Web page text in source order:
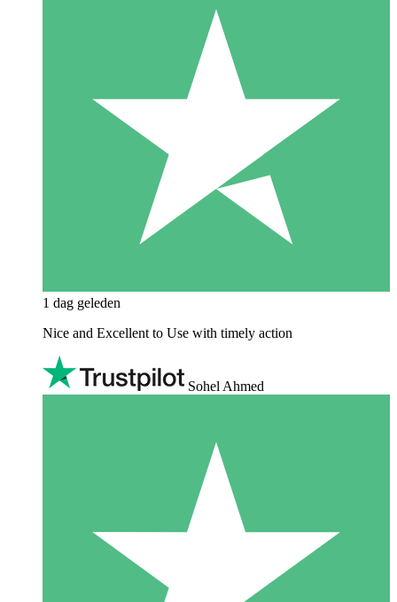
1 dag geleden
Nice and Excellent to Use with timely action
Sohel Ahmed